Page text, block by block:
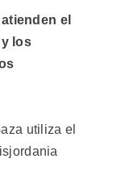
el
los
utiliza el